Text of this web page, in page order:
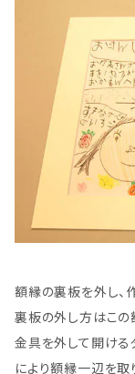
額縁の裏板を外し、
裏板の外し方はこの
金具を外して開ける
により額縁一辺を取